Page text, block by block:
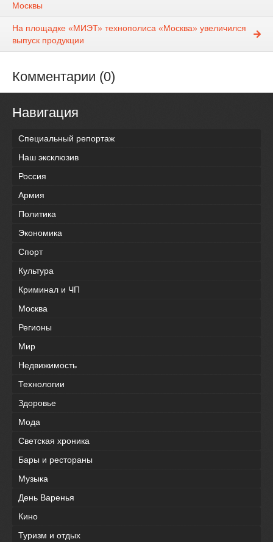
Москвы
На площадке «МИЭТ» технополиса «Москва» увеличился
выпуск продукции
Комментарии (0)
Навигация
Специальный репортаж
Наш эксклюзив
Россия
Армия
Политика
Экономика
Спорт
Культура
Криминал и ЧП
Москва
Регионы
Мир
Недвижимость
Технологии
Здоровье
Мода
Светская хроника
Бары и рестораны
Музыка
День Варенья
Кино
Туризм и отдых